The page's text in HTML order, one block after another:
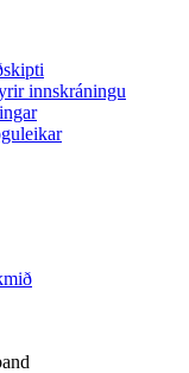
innskráningu